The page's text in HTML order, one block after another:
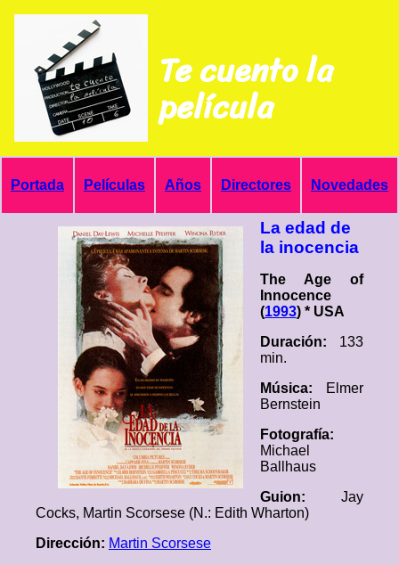
Te cuento la
película
Portada Películas Años Directores Novedades
La edad de
la inocencia
The Age of
Innocence
(1993) * USA
Duración: 133
min.
Música:
Elmer
Bernstein
Fotografía:
Michael
Ballhaus
Guion: Jay
Cocks, Martin Scorsese (N.: Edith Wharton)
Dirección: Martin Scorsese